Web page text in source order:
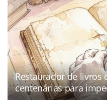
Restaurador de livros
centenárias para